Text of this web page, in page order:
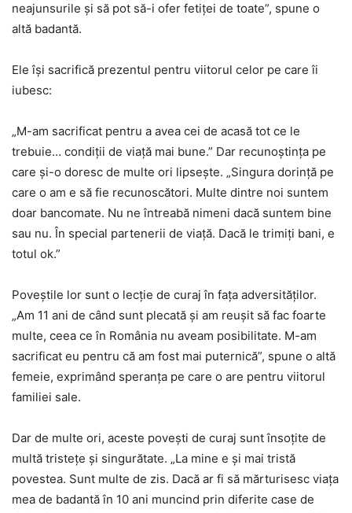
neajunsurile și să pot să-i ofer fetiței de toate”, spune o
altă badantă.
Ele își sacrifică prezentul pentru viitorul celor pe care îi
iubesc:
„M-am sacrificat pentru a avea cei de acasă tot ce le
trebuie… condiții de viață mai bune.” Dar recunoștința pe
care și-o doresc de multe ori lipsește. „Singura dorință pe
care o am e să fie recunoscători. Multe dintre noi suntem
doar bancomate. Nu ne întreabă nimeni dacă suntem bine
sau nu. În special partenerii de viață. Dacă le trimiți bani, e
totul ok.”
Poveștile lor sunt o lecție de curaj în fața adversităților.
„Am 11 ani de când sunt plecată și am reușit să fac foarte
multe, ceea ce în România nu aveam posibilitate. M-am
sacrificat eu pentru că am fost mai puternică”, spune o altă
femeie, exprimând speranța pe care o are pentru viitorul
familiei sale.
Dar de multe ori, aceste povești de curaj sunt însoțite de
multă tristețe și singurătate. „La mine e și mai tristă
povestea. Sunt multe de zis. Dacă ar fi să mărturisesc viața
mea de badantă în 10 ani muncind prin diferite case de